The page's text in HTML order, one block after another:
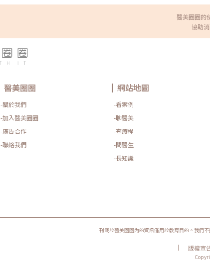
醫美圈圈的
協助
醫美圈圈
-關於我們
-加入醫美圈圈
-廣告合作
-聯絡我們
網站地圖
-看案例
-聊醫美
-查療程
-問醫生
-長知識
刊載於醫美圈圈內的資訊僅用於教育目的。我們
| 版權宣